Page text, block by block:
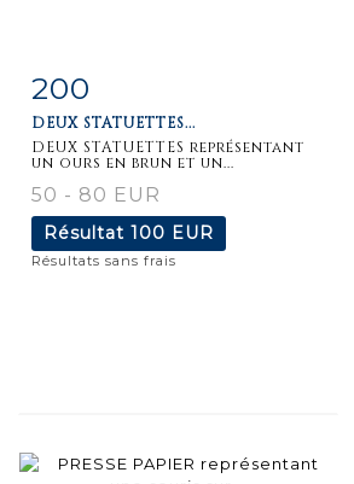
Fiche
détaillée
200
DEUX STATUETTES...
DEUX STATUETTES représentant
un ours en brun et un...
50 - 80 EUR
Résultat 100 EUR
Résultats sans frais